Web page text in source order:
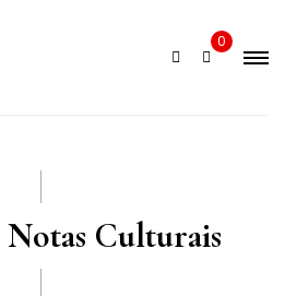
0
Notas Culturais